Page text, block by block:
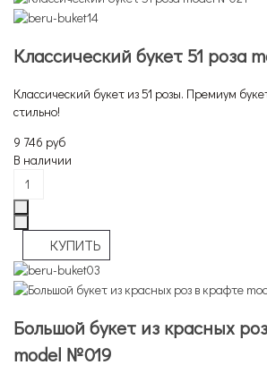
Классический букет 51 роза
Классический букет из 51 розы. Премиум
стильно!
9 746 руб
В наличии
Большой букет из красных
model №019